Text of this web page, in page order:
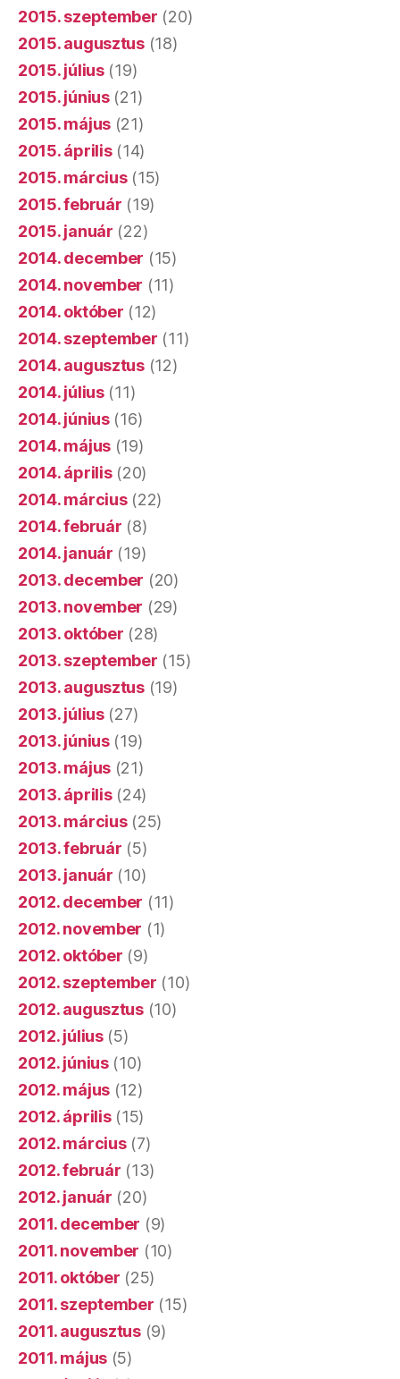
2015. szeptember (20)
2015. augusztus(18)
2015. július(19)
2015. június(21)
2015. május (21)
2015. április(14)
2015. március(15)
2015. február (19)
2015. január (22)
2014. december (15)
2014. november (11)
2014. október (12)
2014. szeptember (11)
2014. augusztus(12)
2014. július(11)
2014. június(16)
2014. május (19)
2014. április(20)
2014. március(22)
2014. február (8)
2014. január (19)
2013. december (20)
2013. november (29)
2013. október (28)
2013. szeptember (15)
2013. augusztus(19)
2013. július(27)
2013. június(19)
2013. május (21)
2013. április(24)
2013. március(25)
2013. február (5)
2013. január (10)
2012. december (11)
2012. november (1)
2012. október (9)
2012. szeptember (10)
2012. augusztus(10)
2012. július(5)
2012. június(10)
2012. május (12)
2012. április(15)
2012. március(7)
2012. február (13)
2012. január (20)
2011. december (9)
2011. november (10)
2011. október (25)
2011. szeptember (15)
2011. augusztus(9)
2011. május (5)